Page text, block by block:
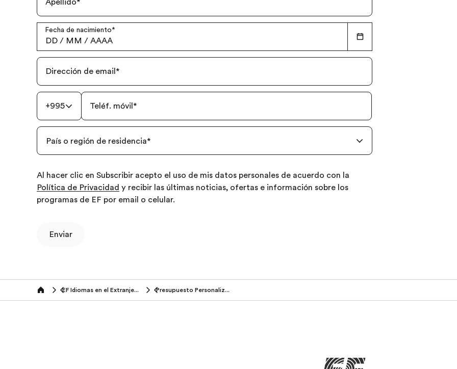
Apellido*
Fecha de nacimiento*
DD / MM / AAAA
Dirección de email *
+995 Teléf. móvil *
País o región de residencia*
Al hacer clic en Subscribir acepto el uso de mis datos personales de acuerdo con la
Política de Privacidad y recibir las últimas noticias, ofertas e información sobre los
programas de EF por email o celular.
Enviar
Home EF Idiomas en el Extranjero (14-25 años) Presupuesto Personalizado